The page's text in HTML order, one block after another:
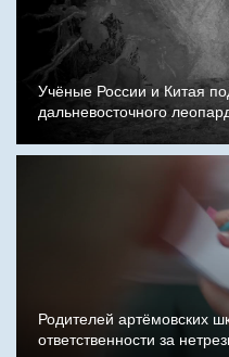
Учёные России и Китая
дальневосточного
Родителей артёмовских
ответственности за